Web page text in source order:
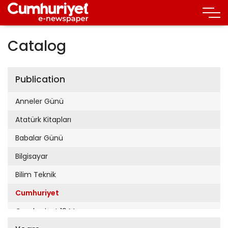
Catalog
Publication
Anneler Günü
Atatürk Kitapları
Babalar Günü
Bilgisayar
Bilim Teknik
Cumhuriyet
Cumhuriyet 19 Mayıs